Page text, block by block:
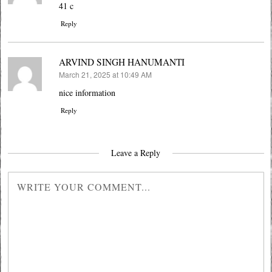
41 c
Reply
ARVIND SINGH HANUMANTI
says:
March 21, 2025 at 10:49 AM
nice information
Reply
Leave a Reply